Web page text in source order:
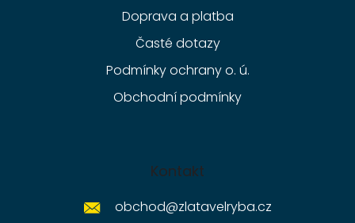
Doprava a platba
Časté dotazy
Podmínky ochrany o. ú.
Obchodní podmínky
Kontakt
obchod@zlatavelryba.cz